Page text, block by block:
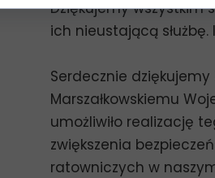
Dziękujemy
ich nieustającą
Serdecznie
Marszałkowskiemu
umożliwiło realizację
zwiększenia
ratowniczych w